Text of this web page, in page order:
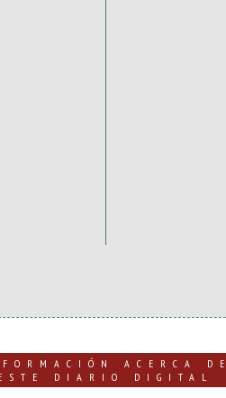
ACERCA DE
DIARIO DIGITAL